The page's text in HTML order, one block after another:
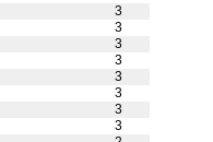
3
3
3
3
3
3
3
3